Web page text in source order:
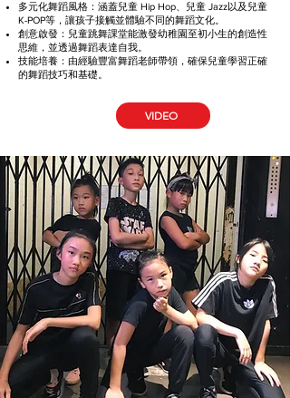
多元化舞蹈風格：涵蓋兒童 Hip Hop、兒童 Jazz以及兒童
K-POP等，讓孩子接觸並體驗不同的舞蹈文化。
創意啟發：兒童跳舞課堂能激發幼稚園至初小生的創造性
思維，並透過舞蹈表達自我。
技能培養：由經驗豐富舞蹈老師帶領，確保兒童學習正確
的舞蹈技巧和基礎。
VIDEO